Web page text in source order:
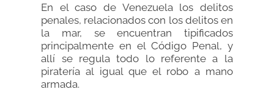
En el caso de Venezuela los delitos
penales, relacionados con los delitos en
la mar, se encuentran tipificados
principalmente en el Código Penal, y
allí se regula todo lo referente a la
piratería al igual que el robo a mano
armada.